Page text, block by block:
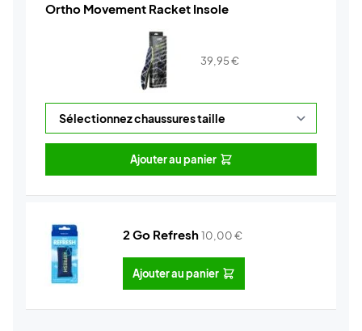
Ortho Movement Racket Insole
39,95€
Ajouter au panier
2 Go Refresh10,00€
Ajouter au panier